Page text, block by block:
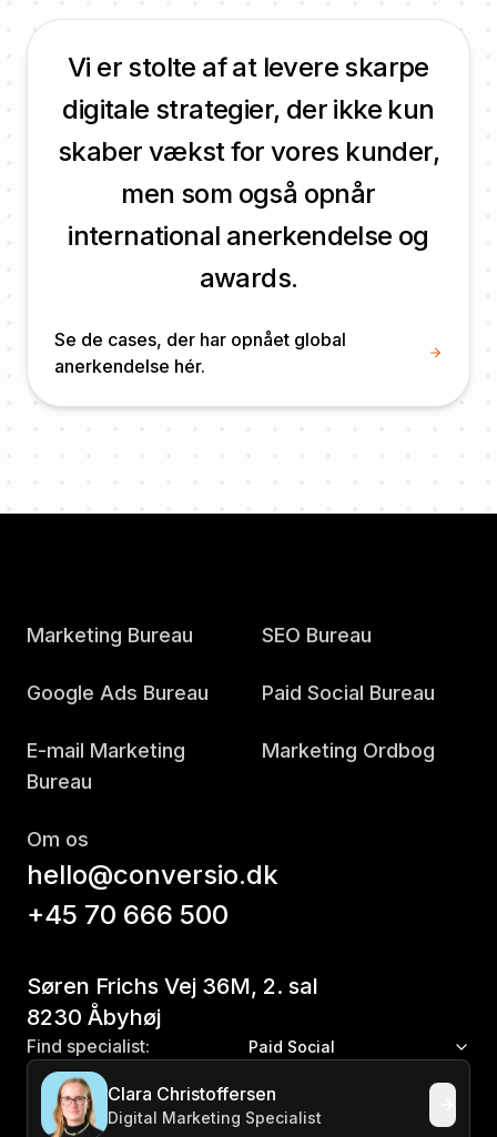
Vi er stolte af at levere skarpe
digitale strategier, der ikke kun
skaber vækst for vores kunder,
men som også opnår
international anerkendelse og
awards.
Se de cases, der har opnået global
anerkendelse hér.
Marketing Bureau SEO Bureau
Google Ads Bureau Paid Social Bureau
E-mail Marketing
Bureau
Marketing Ordbog
Om os
hello@conversio.dk
+45 70 666 500
Søren Frichs Vej 36M, 2. sal
8230 Åbyhøj
Find specialist: Paid Social
Clara Christoffersen
Digital Marketing Specialist